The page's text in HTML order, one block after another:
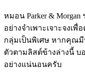
หมอน Parker &
อย่างจำเพาะเจาะจงเ
กลุ่มเป็นพิเศษ หากคุณ
ตัวตามลิสต์ข้างล่างนี้
อย่างแน่นอนครับ